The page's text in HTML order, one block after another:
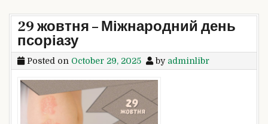
29 жовтня – Міжнародний день
псоріазу
Posted on October 29, 2025 by adminlibr